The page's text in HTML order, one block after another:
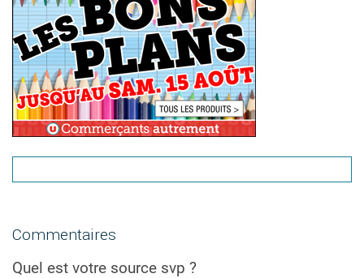
Commentaires
Quel est votre source svp ?